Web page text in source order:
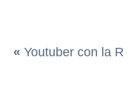
« Youtuber con la R